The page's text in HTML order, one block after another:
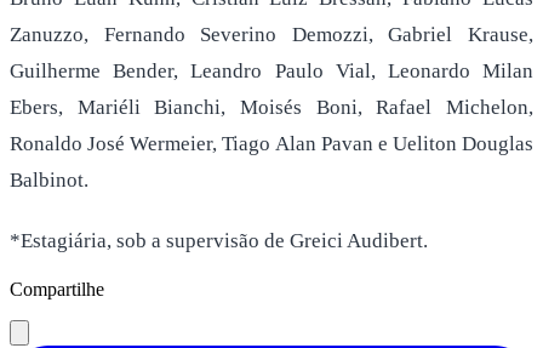
Zanuzzo, Fernando Severino Demozzi, Gabriel Krause,
Guilherme Bender, Leandro Paulo Vial, Leonardo Milan
Ebers, Mariéli Bianchi, Moisés Boni, Rafael Michelon,
Ronaldo José Wermeier, Tiago Alan Pavan e Ueliton Douglas
Balbinot.
*Estagiária, sob a supervisão de Greici Audibert.
Compartilhe